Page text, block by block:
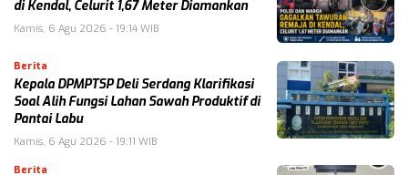
di Kendal, Celurit 1,67 Meter Diamankan
Kamis, 6 Agu 2026 - 19:14 WIB
Berita
Kepala DPMPTSP Deli Serdang Klarifikasi
Soal Alih Fungsi Lahan Sawah Produktif di
Pantai Labu
Kamis, 6 Agu 2026 - 19:11 WIB
Berita